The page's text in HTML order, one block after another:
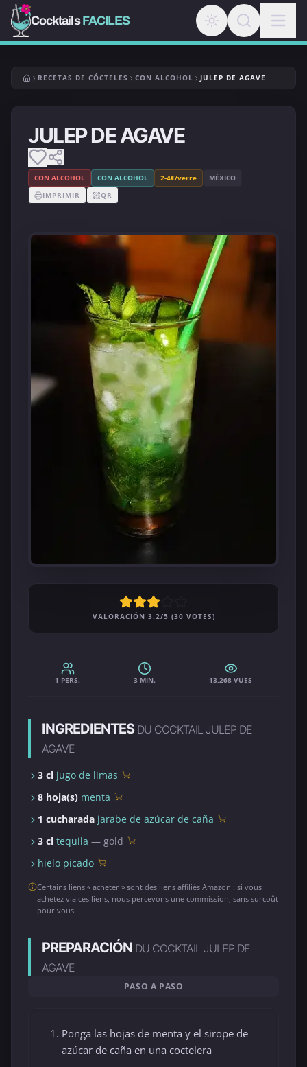
CocktailsFACILES
RECETAS DE CÓCTELES CON ALCOHOL JULEP DE AGAVE
JULEP DE AGAVE
CON ALCOHOL CON ALCOHOL 2-4€/verre
MÉXICO
IMPRIMIR
QR
VALORACIÓN 3.2/5 (30 VOTES)
1 PERS. 3 MIN. 13,268 VUES
INGREDIENTES DU COCKTAIL JULEP DE
AGAVE
3 cl jugo de limas
8 hoja(s) menta
1 cucharada jarabe de azúcar de caña
3 cl tequila — gold
hielo picado
Certains liens « acheter » sont des liens affiliés Amazon : si vous
achetez via ces liens, nous percevons une commission, sans surcoût
pour vous.
PREPARACIÓN DU COCKTAIL JULEP DE
AGAVE
PASO A PASO
Ponga las hojas de menta y el sirope de
azúcar de caña en una coctelera